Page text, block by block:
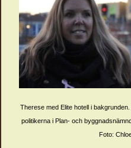
Therese med Elite hotell i
politikerna i Plan- och
Foto: